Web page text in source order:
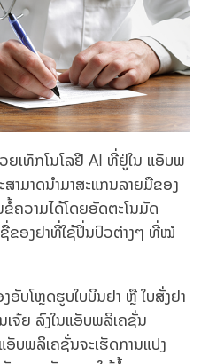
ຍເທັກໂນໂລຢີ AI ທີ່ຢູ່ໃນ ແອັບພ
າມາດນຳມາສະແກນລາຍມືຂອງ
ຄວາມໄດ້ໂດຍອັດຕະໂນມັດ
ຂອງຢາທີ່ໃຊ້ປິ່ນປົວຕ່າງໆ ທີ່ໝໍ
ບໂຫຼດຮູບໃບບິນຢາ ຫຼື ໃບສັ່ງຢາ
ຈ້ຍ ລົງໃນແອັບພລິເຄຊັ່ນ
ບພລິເຄຊັ່ນຈະເຮັດການແປງ